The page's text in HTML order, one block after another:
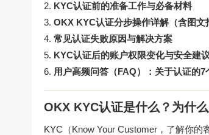
KYC认证前的准备工作与必备材料
OKX KYC认证分步操作详解（含图文
常见认证失败原因与解决方案
KYC认证后的账户权限变化与安全建议
用户高频问答（FAQ）：关于认证的7
OKX KYC认证是什么？为什
KYC（Know Your Customer，了解你